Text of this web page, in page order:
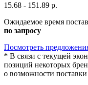
15.68 - 151.89 р.
Ожидаемое время
по запросу
Посмотреть
* В связи с текущей
позиций некоторых
о возможности